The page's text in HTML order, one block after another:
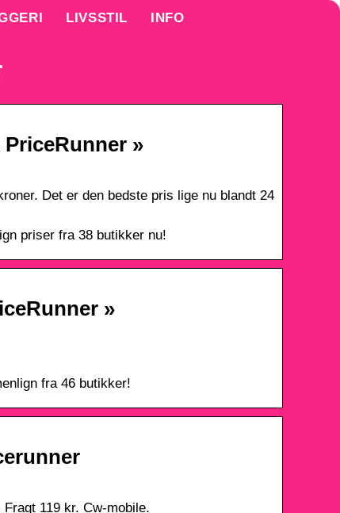
LIVSSTIL INFO
PriceRunner »
Det er den bedste pris lige nu blandt 24
priser fra 38 butikker nu!
»
fra 46 butikker!
119 kr. Cw-mobile.